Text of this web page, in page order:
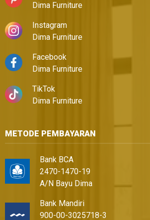
Dima Furniture
Instagram
Dima Furniture
Facebook
Dima Furniture
TikTok
Dima Furniture
METODE PEMBAYARAN
Bank BCA
2470-1470-19
A/N Bayu Dima
Bank Mandiri
900-00-3025718-3